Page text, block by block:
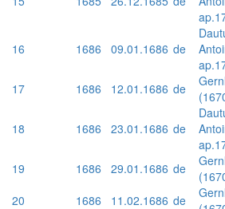
16 1686 09.01.1686 de
17 1686 12.01.1686 de
18 1686 23.01.1686 de
19 1686 29.01.1686 de
20
1686 11.02.1686 de